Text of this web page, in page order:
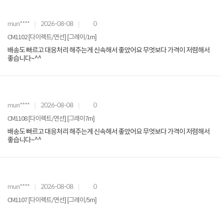
mun**** 2026-08-08 0
CM1102 [다이렉트/연선] [그레이/1m]
배송도 빠르고 대응처리 해주는게 신속해서 좋았어요 무엇보다 가격이 저렴해서
좋습니다~^^
mun**** 2026-08-08 0
CM1108 [다이렉트/연선] [그레이7m]
배송도 빠르고 대응처리 해주는게 신속해서 좋았어요 무엇보다 가격이 저렴해서
좋습니다~^^
mun**** 2026-08-08 0
CM1107 [다이렉트/연선] [그레이/5m]